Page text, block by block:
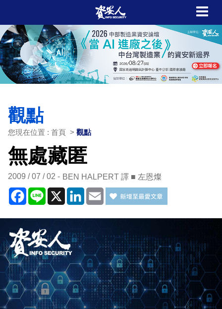
觀點
您現在位置 : 首頁 > 觀點
無處藏匿
2009 / 07 / 02 BEN HALPERT 譯 ■ 左恩燦
Facebook
Line X LinkedIn
Email